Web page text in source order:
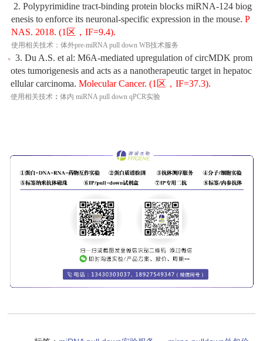
2. Polypyrimidine tract-binding protein blocks miRNA-124 biog
enesis to enforce its neuronal-specific expression in the mouse.P
NAS. 2018. (1区，IF=9.4).
使用相关技术：体外pre-miRNA pull down WB技术服务
3. Du A.S. et al: M6A-mediated upregulation of circMDK prom
otes tumorigenesis and acts as a nanotherapeutic target in hepatoc
ellular carcinoma.Molecular Cancer.(1区，IF=37.3).
使用相关技术 ：体内 miRNA pull down qPCR实验